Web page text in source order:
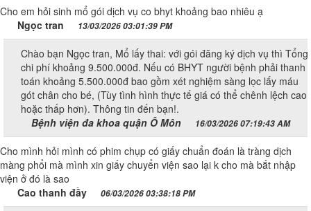
Cho em hỏi sinh mổ gói dịch vụ co bhyt khoảng bao nhiêu ạ
Ngọc tran
13/03/2026 03:01:39 PM
Chào bạn Ngọc tran, Mổ lấy thai: với gói đăng ký dịch vụ thì Tổng
chi phí khoảng 9.500.000đ. Nếu có BHYT người bệnh phải thanh
toán khoảng 5.500.000đ bao gồm xét nghiệm sàng lọc lấy máu
gót chân cho bé, (Tùy tình hình thực tế giá có thể chênh lệch cao
hoặc thấp hơn). Thông tin đến bạn!.
Bệnh viện đa khoa quận Ô Môn
16/03/2026 07:19:43 AM
Cho mình hỏi mình có phim chụp có giấy chuẩn đoán là tràng dịch
màng phổi mà mình xin giấy chuyển viện sao lại k cho mà bắt nhập
viện ở đó là sao
Cao thanh đầy 06/03/2026 03:38:18 PM